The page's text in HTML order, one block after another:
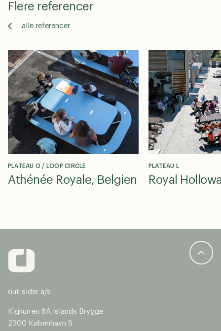
Flere referencer
alle referencer
PLATEAU O / LOOP CIRCLE
Athénée Royale, Belgien
PLATEAU L
Royal
out-sider a/s
Kigkurren 8A Islands Brygge
2300 København S